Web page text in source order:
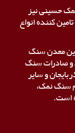
حسینی نیز
کننده انواع
معدن سنگ
و صادرات سنگ
و سایر
سنگ نمک،
است.